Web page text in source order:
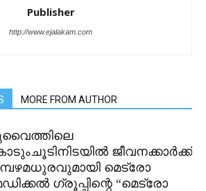
Publisher
http://www.ejalakam.com
MORE FROM AUTHOR
ജീവനക്കാർക്ക്
മെട്രോ
ഗ്രൂപ്പിന്റെ “മെട്രോ